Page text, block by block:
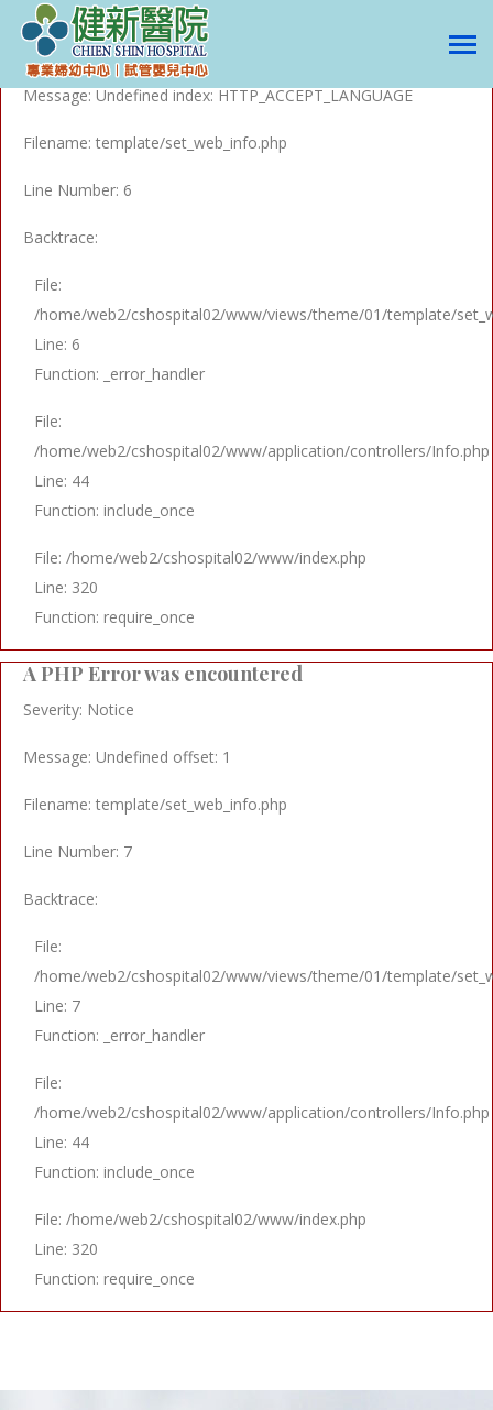
A PHP Error was encountered
Severity: Notice
Message: Undefined index: HTTP_ACCEPT_LANGUAGE
Filename: template/set_web_info.php
Line Number: 6
Backtrace:
File:
/home/web2/cshospital02/www/views/theme/01/template/
Line: 6
Function: _error_handler
File:
/home/web2/cshospital02/www/application/controllers/Info.php
Line: 44
Function: include_once
File: /home/web2/cshospital02/www/index.php
Line: 320
Function: require_once
A PHP Error was encountered
Severity: Notice
Message: Undefined offset: 1
Filename: template/set_web_info.php
Line Number: 7
Backtrace:
File:
/home/web2/cshospital02/www/views/theme/01/template/
Line: 7
Function: _error_handler
File:
/home/web2/cshospital02/www/application/controllers/Info.php
Line: 44
Function: include_once
File: /home/web2/cshospital02/www/index.php
Line: 320
Function: require_once